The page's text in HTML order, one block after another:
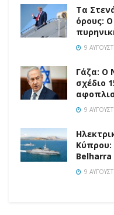
Τα
όρους:
9
Γάζα: Ο
σχέδιο
9
Κύπρου:
Belharra
9